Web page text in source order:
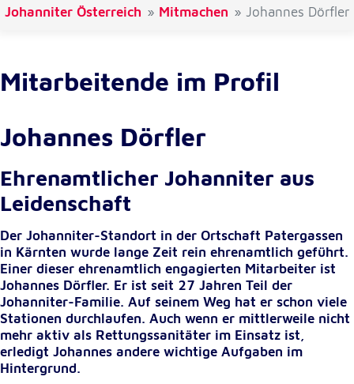
Johanniter Österreich Mitmachen Johannes Dörfler
Mitarbeitende im Profil
Johannes Dörfler
Ehrenamtlicher Johanniter aus
Leidenschaft
Der Johanniter-Standort in der Ortschaft Patergassen
in Kärnten wurde lange Zeit rein ehrenamtlich geführt.
Einer dieser ehrenamtlich engagierten Mitarbeiter ist
Johannes Dörfler. Er ist seit 27 Jahren Teil der
Johanniter-Familie. Auf seinem Weg hat er schon viele
Stationen durchlaufen. Auch wenn er mittlerweile nicht
mehr aktiv als Rettungssanitäter im Einsatz ist,
erledigt Johannes andere wichtige Aufgaben im
Hintergrund.
Opt-Out
Einverständnis-Cookie
Name:
Zweck:
Dieser Cookie speichert die ausgewählten
Einverständnis-Optionen des Benutzers
Cookie Laufzeit:
1 Jahr